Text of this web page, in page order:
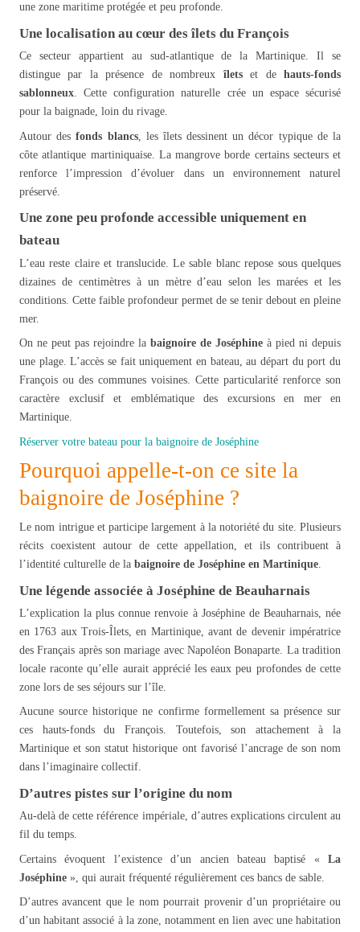
une zone maritime protégée et peu profonde.
Une localisation au cœur des îlets du François
Ce secteur appartient au sud-atlantique de la Martinique. Il se
distingue par la présence de nombreux îletset dehauts-fonds
sablonneux. Cette configuration naturelle crée un espace sécurisé
pour la baignade, loin du rivage.
Autour desfonds blancs, les îlets dessinent un décor typique de la
côte atlantique martiniquaise. La mangrove borde certains secteurs et
renforce l’impression d’évoluer dans un environnement naturel
préservé.
Une zone peu profonde accessible uniquement en
bateau
L’eau reste claire et translucide. Le sable blanc repose sous quelques
dizaines de centimètres à un mètre d’eau selon les marées et les
conditions. Cette faible profondeur permet de se tenir debout en pleine
mer.
On ne peut pas rejoindre la baignoire de Joséphine à pied ni depuis
une plage. L’accès se fait uniquement en bateau, au départ du port du
François ou des communes voisines. Cette particularité renforce son
caractère exclusif et emblématique des excursions en mer en
Martinique.
Réserver votre bateau pour la baignoire de Joséphine
Pourquoi appelle-t-on ce site la
baignoire de Joséphine ?
Le nom intrigue et participe largement à la notoriété du site. Plusieurs
récits coexistent autour de cette appellation, et ils contribuent à
l’identité culturelle de la baignoire de Joséphine en Martinique.
Une légende associée à Joséphine de Beauharnais
L’explication la plus connue renvoie à Joséphine de Beauharnais, née
en 1763 aux Trois-Îlets, en Martinique, avant de devenir impératrice
des Français après son mariage avec Napoléon Bonaparte. La tradition
locale raconte qu’elle aurait apprécié les eaux peu profondes de cette
zone lors de ses séjours sur l’île.
Aucune source historique ne confirme formellement sa présence sur
ces hauts-fonds du François. Toutefois, son attachement à la
Martinique et son statut historique ont favorisé l’ancrage de son nom
dans l’imaginaire collectif.
D’autres pistes sur l’origine du nom
Au-delà de cette référence impériale, d’autres explications circulent au
fil du temps.
Certains évoquent l’existence d’un ancien bateau baptisé « La
Joséphine », qui aurait fréquenté régulièrement ces bancs de sable.
D’autres avancent que le nom pourrait provenir d’un propriétaire ou
d’un habitant associé à la zone, notamment en lien avec une habitation